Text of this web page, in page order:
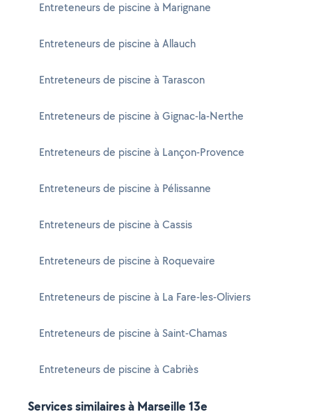
Entreteneurs de piscine à Marignane
Entreteneurs de piscine à Allauch
Entreteneurs de piscine à Tarascon
Entreteneurs de piscine à Gignac-la-Nerthe
Entreteneurs de piscine à Lançon-Provence
Entreteneurs de piscine à Pélissanne
Entreteneurs de piscine à Cassis
Entreteneurs de piscine à Roquevaire
Entreteneurs de piscine à La Fare-les-Oliviers
Entreteneurs de piscine à Saint-Chamas
Entreteneurs de piscine à Cabriès
Services similaires à Marseille 13e